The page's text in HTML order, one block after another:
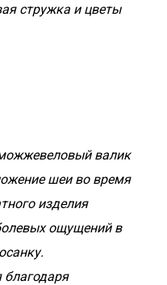
стружка и цветы
валик
шеи во время
изделия
ощущений в